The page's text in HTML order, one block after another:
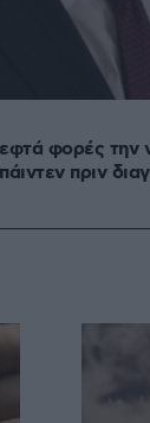
φορές την
πριν